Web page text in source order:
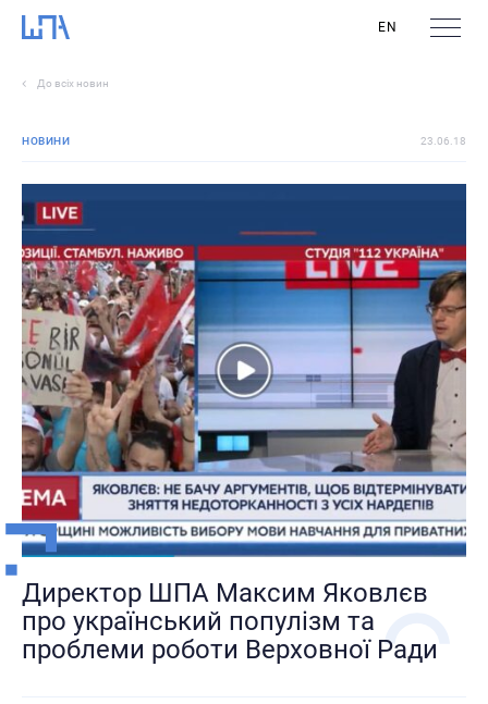
EN
До всіх новин
НОВИНИ 23.06.18
Директор ШПА Максим Яковлєв
про український популізм та
проблеми роботи Верховної Ради